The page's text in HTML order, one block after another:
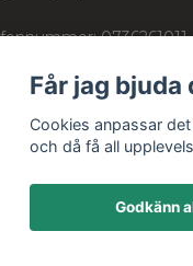
0736261011
Får jag
Cookies anpassar
och då få all
Godkänn